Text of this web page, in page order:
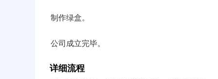
制作绿盒。
公司成立完毕。
详细流程